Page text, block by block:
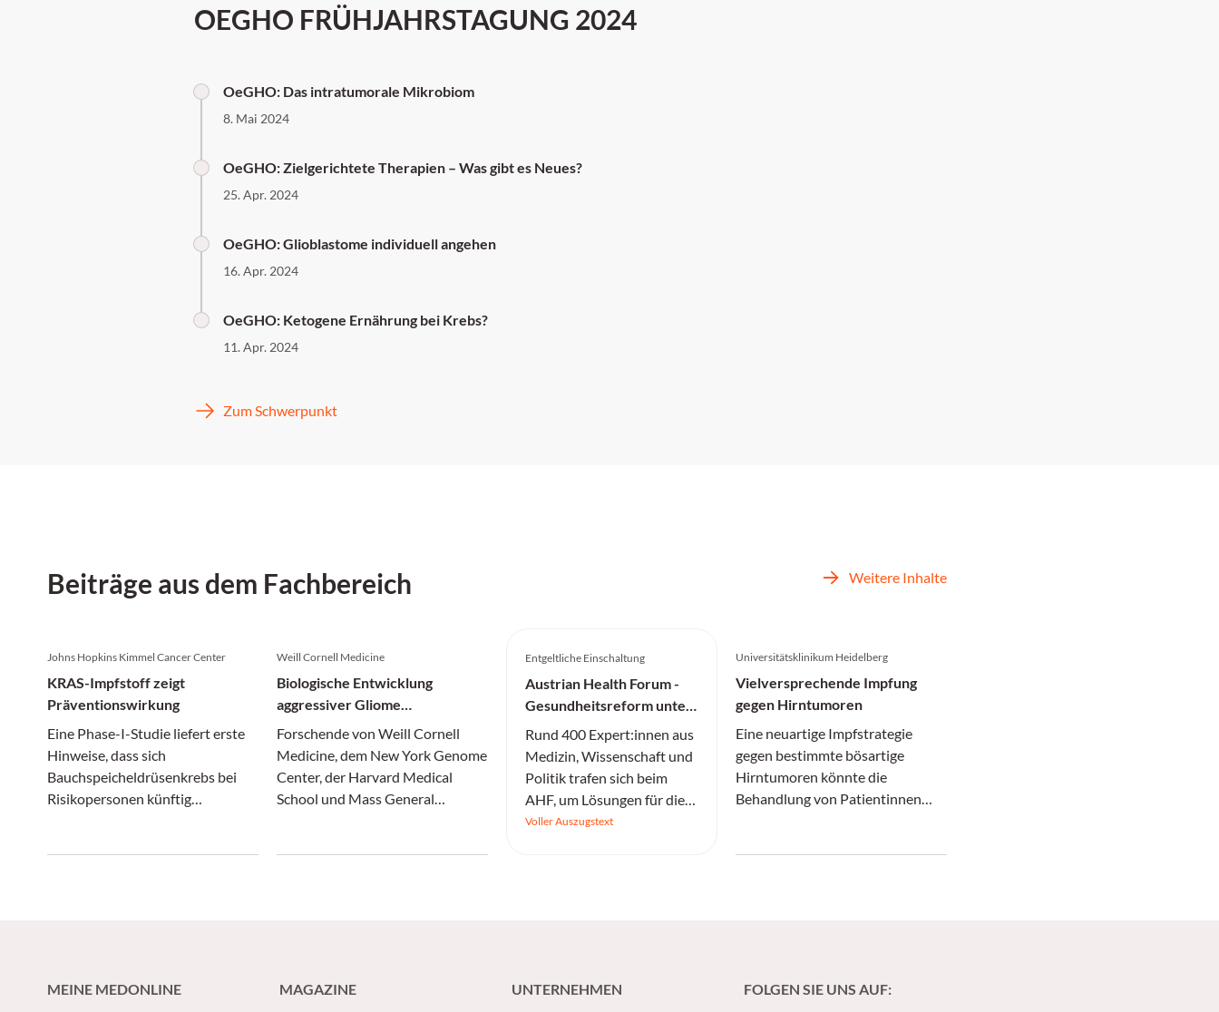
OEGHO FRÜHJAHRSTAGUNG 2024
OeGHO: Das intratumorale Mikrobiom
8. Mai 2024
OeGHO: Zielgerichtete Therapien – Was gibt es Neues?
25. Apr. 2024
OeGHO: Glioblastome individuell angehen
16. Apr. 2024
OeGHO: Ketogene Ernährung bei Krebs?
11. Apr. 2024
Zum Schwerpunkt
Beiträge aus dem Fachbereich Weitere Inhalte
Johns Hopkins Kimmel Cancer Center
KRAS-Impfstoff zeigt
Präventionswirkung
Eine Phase-I-Studie liefert erste
Hinweise, dass sich
Bauchspeicheldrüsenkrebs bei
Risikopersonen künftig
Weill Cornell Medicine
Biologische Entwicklung
aggressiver Gliome
entschlüsselt
Forschende von Weill Cornell
Medicine, dem New York Genome
Center, der Harvard Medical
School und Mass General
Entgeltliche Einschaltung
Austrian Health Forum -
Gesundheitsreform unter
Druck
Rund 400 Expert:innen aus
Medizin, Wissenschaft und
Politik trafen sich beim
AHF, um Lösungen für die
drängenden
Voller Auszugstext
Universitätsklinikum Heidelberg
Vielversprechende Impfung
gegen Hirntumoren
Eine neuartige Impfstrategie
gegen bestimmte bösartige
Hirntumoren könnte die
Behandlung von Patientinnen
MEINE MEDONLINE MAGAZINE UNTERNEHMEN FOLGEN SIE UNS AUF: